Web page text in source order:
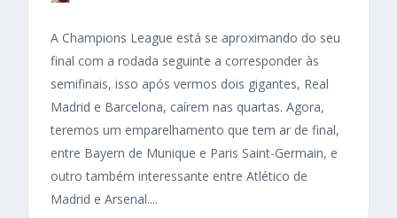
A Champions League está se aproximando do seu
final com a rodada seguinte a corresponder às
semifinais, isso após vermos dois gigantes, Real
Madrid e Barcelona, caírem nas quartas. Agora,
teremos um emparelhamento que tem ar de final,
entre Bayern de Munique e Paris Saint-Germain, e
outro também interessante entre Atlético de
Madrid e Arsenal....